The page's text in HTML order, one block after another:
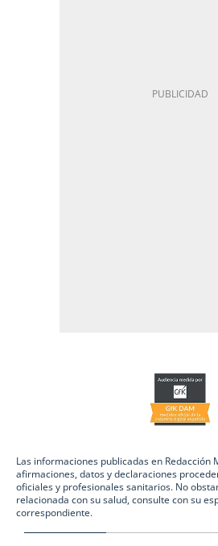
Las informaciones publicadas en Redacción
afirmaciones, datos y declaraciones
oficiales y profesionales sanitarios. No
relacionada con su salud, consulte con su
correspondiente.